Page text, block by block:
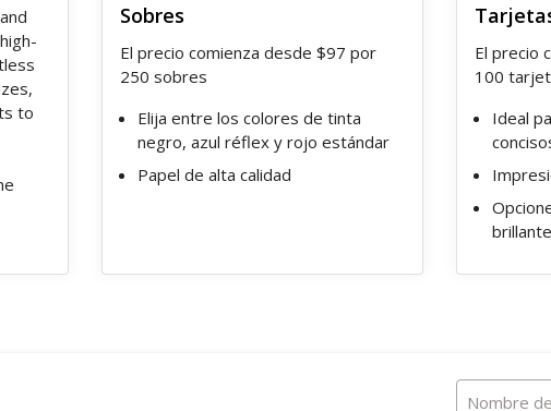
to
Sobres
El precio comienza desde $97 por
250 sobres
Elija entre los colores de tinta
negro, azul réflex y rojo estándar
Papel de alta calidad
El precio
100
Ideal
Nombre